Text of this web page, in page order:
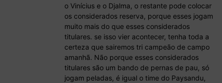
o Vinícius e o Djalma, o restante pode colocar
os considerados reserva, porque esses jogam
muito mais do que esses considerados
titulares. se isso vier acontecer, tenha toda a
certeza que sairemos tri campeão de campo
amanhã. Não porque esses considerados
titulares são um bando de pernas de pau, só
jogam peladas, é igual o time do Paysandu,